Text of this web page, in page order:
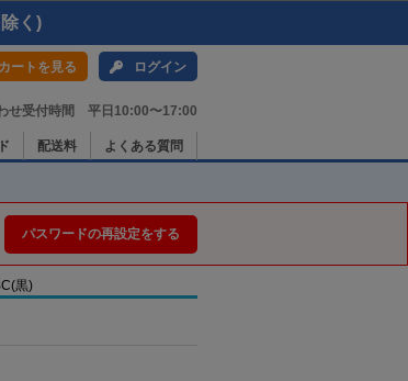
く)
カートを見る ログイン
せ受付時間 平日10:00〜17:00
配送料 よくある質問
パスワードの再設定をする
黒)